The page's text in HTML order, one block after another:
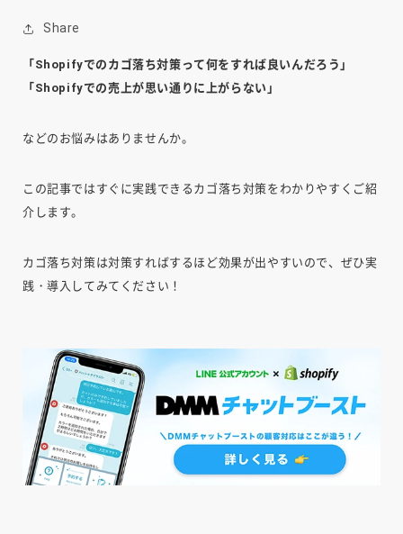
Share
「Shopifyでのカゴ落ち対策って何をすれば良いんだろう」
「Shopifyでの売上が思い通りに上がらない」
などのお悩みはありませんか。
この記事ではすぐに実践できるカゴ落ち対策をわかりやすくご紹
介します。
カゴ落ち対策は対策すればするほど効果が出やすいので、ぜひ実
践・導入してみてください！